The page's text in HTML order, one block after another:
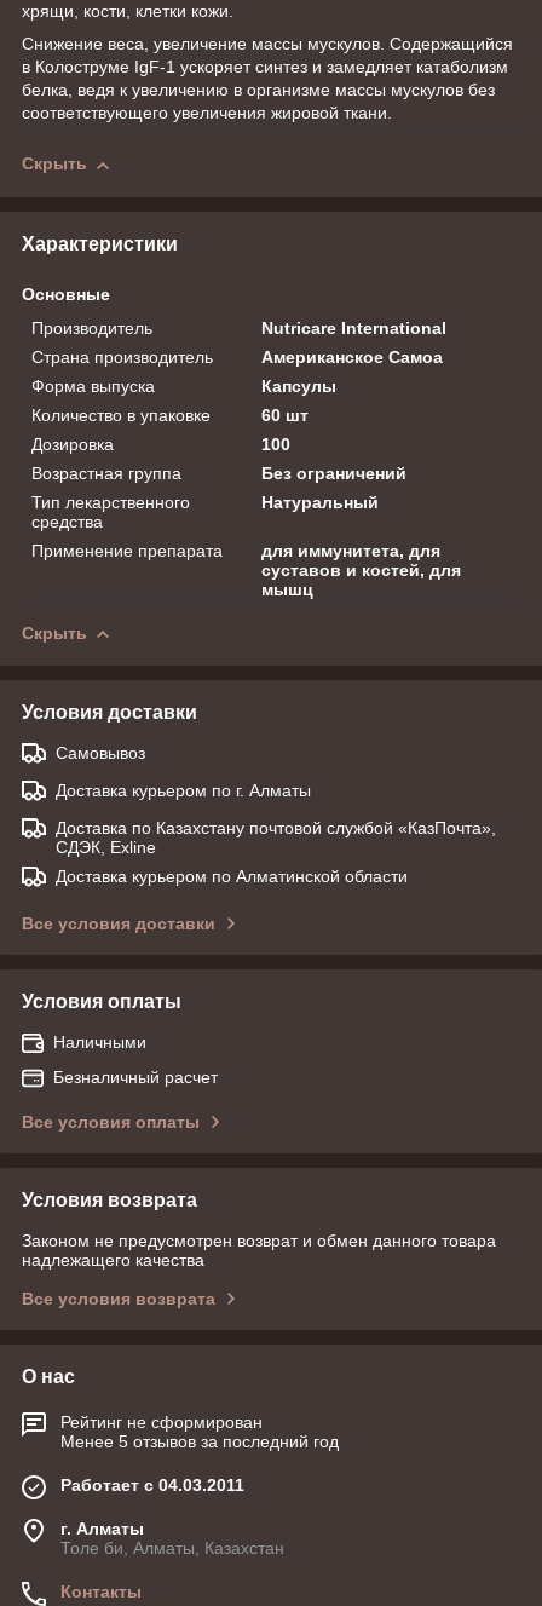
хрящи, кости, клетки кожи.
Снижение веса, увеличение массы мускулов. Содержащийся
в Колоструме IgF-1 ускоряет синтез и замедляет катаболизм
белка, ведя к увеличению в организме массы мускулов без
соответствующего увеличения жировой ткани.
Скрыть
Характеристики
Основные
Производитель
Nutricare International
Страна производитель
Американское Самоа
Форма выпуска
Капсулы
Количество в упаковке
60 шт
Дозировка
100
Возрастная группа
Без ограничений
Тип лекарственного
средства
Натуральный
Применение препарата
для иммунитета, для
суставов и костей, для
мышц
Скрыть
Условия доставки
Самовывоз
Доставка курьером по г. Алматы
Доставка по Казахстану почтовой службой «КазПочта»,
СДЭК, Exline
Доставка курьером по Алматинской области
Все условия доставки
Условия оплаты
Наличными
Безналичный расчет
Все условия оплаты
Условия возврата
Законом не предусмотрен возврат и обмен данного товара
надлежащего качества
Все условия возврата
О нас
Рейтинг не сформирован
Менее 5 отзывов за последний год
Работает с 04.03.2011
г. Алматы
Толе би, Алматы, Казахстан
Контакты